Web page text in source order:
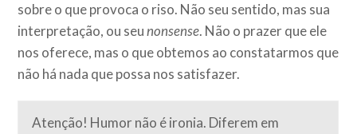
sobre o que provoca o riso. Não seu sentido, mas sua
interpretação, ou seunonsense. Não o prazer que ele
nos oferece, mas o que obtemos ao constatarmos que
não há nada que possa nos satisfazer.
Atenção! Humor não é ironia. Diferem em